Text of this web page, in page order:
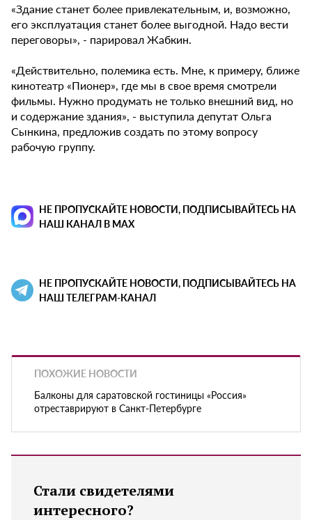
«Здание станет более привлекательным, и, возможно,
его эксплуатация станет более выгодной. Надо вести
переговоры», - парировал Жабкин.
«Действительно, полемика есть. Мне, к примеру, ближе
кинотеатр «Пионер», где мы в свое время смотрели
фильмы. Нужно продумать не только внешний вид, но
и содержание здания», - выступила депутат Ольга
Сынкина, предложив создать по этому вопросу
рабочую группу.
НЕ ПРОПУСКАЙТЕ НОВОСТИ, ПОДПИСЫВАЙТЕСЬ НА
НАШ КАНАЛ В MAX
НЕ ПРОПУСКАЙТЕ НОВОСТИ, ПОДПИСЫВАЙТЕСЬ НА
НАШ ТЕЛЕГРАМ-КАНАЛ
ПОХОЖИЕ НОВОСТИ
Балконы для саратовской гостиницы «Россия»
отреставрируют в Санкт-Петербурге
Стали свидетелями
интересного?